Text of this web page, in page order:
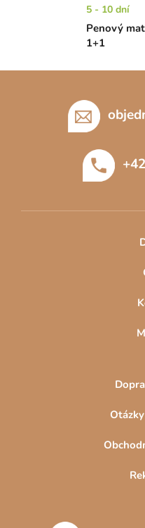
Penový
1+1
5 - 10 dní